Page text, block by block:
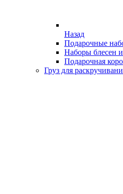
Назад
Подарочные
Наборы блесен
Подарочная
Груз для